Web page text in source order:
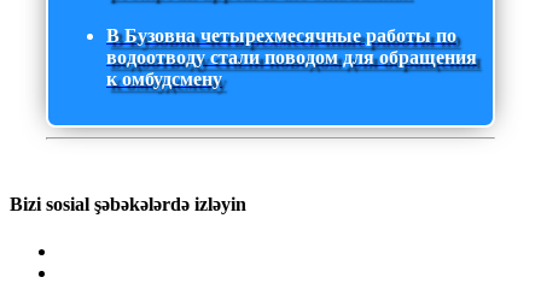
В Бузовна четырехмесячные работы по
водоотводу стали поводом для обращения
к омбудсмену
Bizi sosial şəbəkələrdə izləyin